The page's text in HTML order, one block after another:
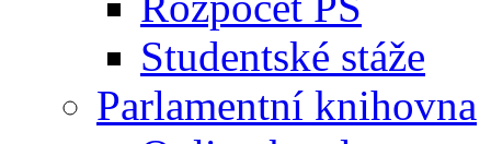
Studentské stáže
Parlamentní knihovna